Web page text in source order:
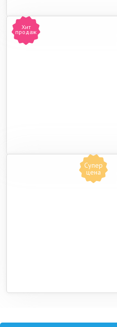
Хит
продаж
Супер
цена